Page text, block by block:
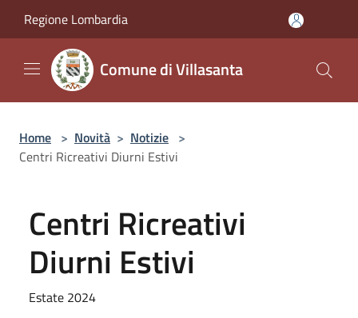
Regione Lombardia
Comune di Villasanta
Home > Novità > Notizie >
Centri Ricreativi Diurni Estivi
Centri Ricreativi
Diurni Estivi
Estate 2024